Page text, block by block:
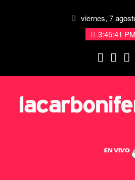
viernes, 7
3:45:41 PM